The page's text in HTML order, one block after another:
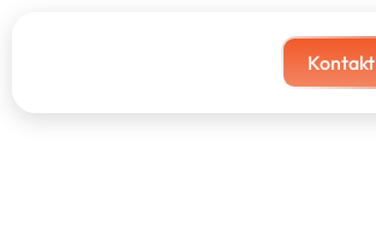
Kontakt